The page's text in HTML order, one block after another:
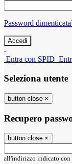
Password
-
Entra con SPID
Seleziona utente
button close ×
Recupero
button close ×
all'indirizzo indicato con